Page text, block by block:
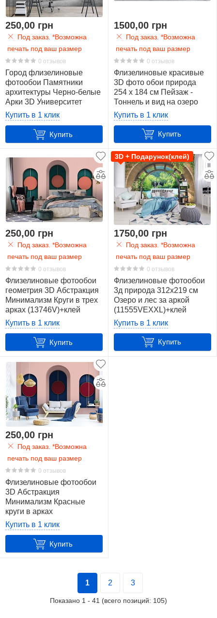
250,00 грн
Под заказ. *Возможна
печать под ваш размер
0 отзывов
Город флизелиновые
фотообои Памятники
архитектуры Черно-белые
Арки 3D Университет
Глазго (12637V)+клей
Купить в 1 клик
Купить
1500,00 грн
Под заказ. *Возможна
печать под ваш размер
0 отзывов
Флизелиновые красивые
3D фото обои природа
254 x 184 см Пейзаж -
Тоннель и вид на озеро
(13660V4)+клей
Купить в 1 клик
Купить
250,00 грн
Под заказ. *Возможна
печать под ваш размер
0 отзывов
Флизелиновые фотообои
геометрия 3D Абстракция
Минимализм Круги в трех
арках (13746V)+клей
Купить в 1 клик
Купить
3D + Подарунок(клей)
1750,00 грн
Под заказ. *Возможна
печать под ваш размер
0 отзывов
Флизелиновые фотообои
3д природа 312x219 см
Озеро и лес за аркой
(11555VEXXL)+клей
Купить в 1 клик
Купить
250,00 грн
Под заказ. *Возможна
печать под ваш размер
0 отзывов
Флизелиновые фотообои
3D Абстракция
Минимализм Красные
круги в арках
(13747V)+клей
Купить в 1 клик
Купить
1 2 3
Показано 1 - 41 (всего позиций: 105)